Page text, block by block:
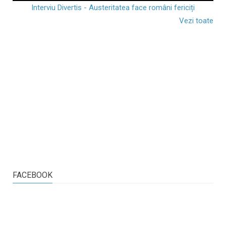
Interviu Divertis - Austeritatea face români fericiți
Vezi toate
FACEBOOK